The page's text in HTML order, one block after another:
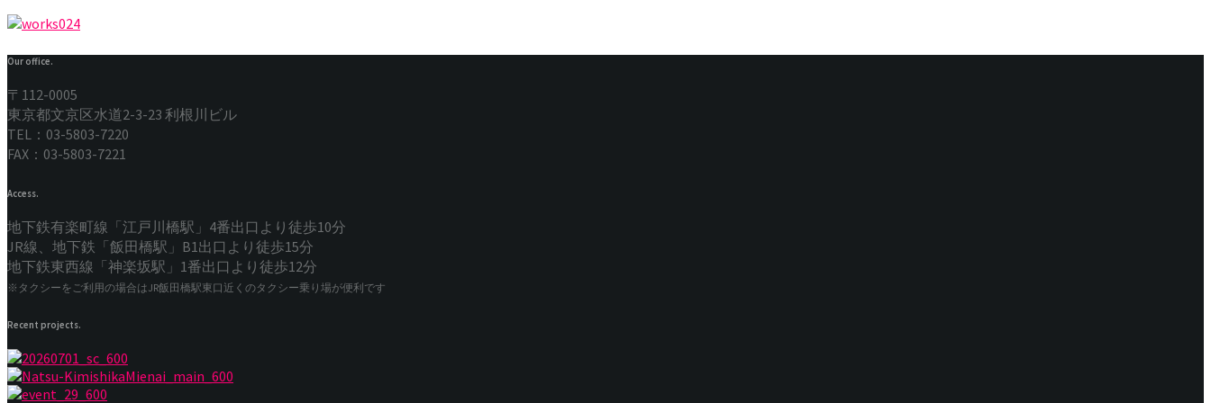
Our office.
〒112-0005
東京都文京区水道2-3-23 利根川ビル
TEL：03-5803-7220
FAX：03-5803-7221
Access.
地下鉄有楽町線「江戸川橋駅」4番出口より徒歩10分
JR線、地下鉄「飯田橋駅」B1出口より徒歩15分
地下鉄東西線「神楽坂駅」1番出口より徒歩12分
※タクシーをご利用の場合はJR飯田橋駅東口近くのタクシー乗り場が便利です
Recent projects.